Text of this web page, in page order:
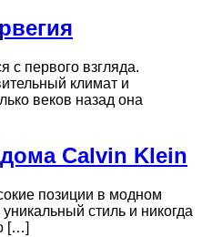
с первого взгляда.
климат и
веков назад она
Calvin Klein
позиции в модном
стиль и никогда
[…]